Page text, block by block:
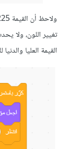
ولا يحدث أي
والدنيا للتأثير.